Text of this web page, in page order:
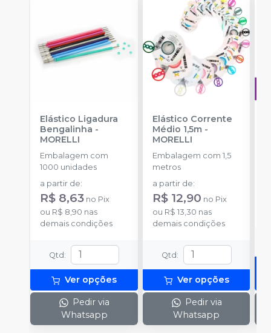
Elástico Ligadura
Bengalinha -
MORELLI
Embalagem com
1000 unidades
a partir de:
R$ 8,63 no Pix
ou R$ 8,90 nas
demais condições
Qtd :
Ver opções
Pedir via
Whatsapp
Elástico Corrente
Médio 1,5m-
MORELLI
Embalagem com 1,5
metros
a partir de:
R$ 12,90 no Pix
ou R$ 13,30 nas
demais condições
Qtd :
Ver opções
Pedir via
Whatsapp